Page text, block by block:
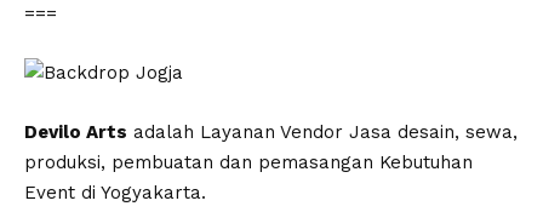
===
Devilo Arts adalah Layanan Vendor Jasa desain, sewa,
produksi, pembuatan dan pemasangan Kebutuhan
Event di Yogyakarta.